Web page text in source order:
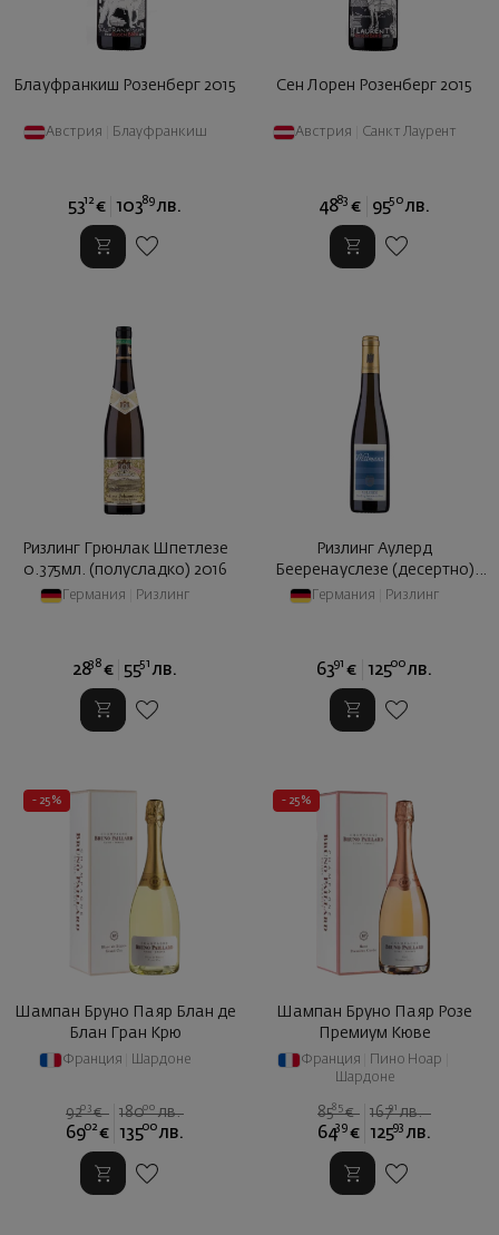
Блауфранкиш Розенберг 2015
Австрия Блауфранкиш
5312 € 10389 лв.
Сен Лорен Розенберг 2015
Австрия Санкт Лаурент
4883 € 9550 лв.
Ризлинг Грюнлак Шпетлезе
0.375мл. (полусладко) 2016
Германия Ризлинг
2838 € 5551 лв.
Ризлинг Аулерд
Бееренауслезе (десертно)
2015
Германия Ризлинг
6391 € 12500 лв.
- 25%
Шампан Бруно Паяр Блан де
Блан Гран Крю
Франция Шардоне
9203 € 18000 лв.
6902 € 13500 лв.
- 25%
Шампан Бруно Паяр Розе
Премиум Кюве
Франция Пино Ноар
Шардоне
8585 € 16791 лв.
6439 € 12593 лв.